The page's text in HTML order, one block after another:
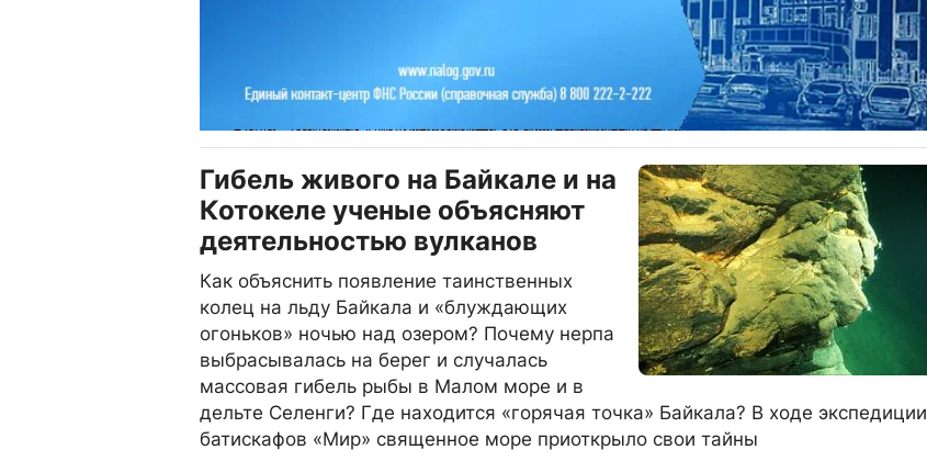
Гибель живого на Байкале и на
Котокеле ученые объясняют
деятельностью вулканов
Как объяснить появление таинственных
колец на льду Байкала и «блуждающих
огоньков» ночью над озером? Почему нерпа
выбрасывалась на берег и случалась
массовая гибель рыбы в Малом море и в
дельте Селенги? Где находится «горячая точка» Байкала? В ходе экспедиции
батискафов «Мир» священное море приоткрыло свои тайны